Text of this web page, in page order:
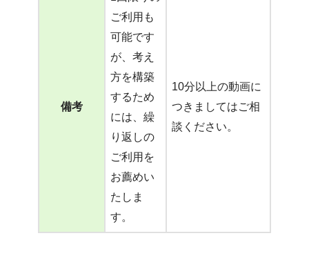
備考
ご利用も
可能です
が、考え
方を構築
するため
には、繰
り返しの
ご利用を
お薦めい
たしま
す。
10分以上の動画に
つきましてはご相
談ください。